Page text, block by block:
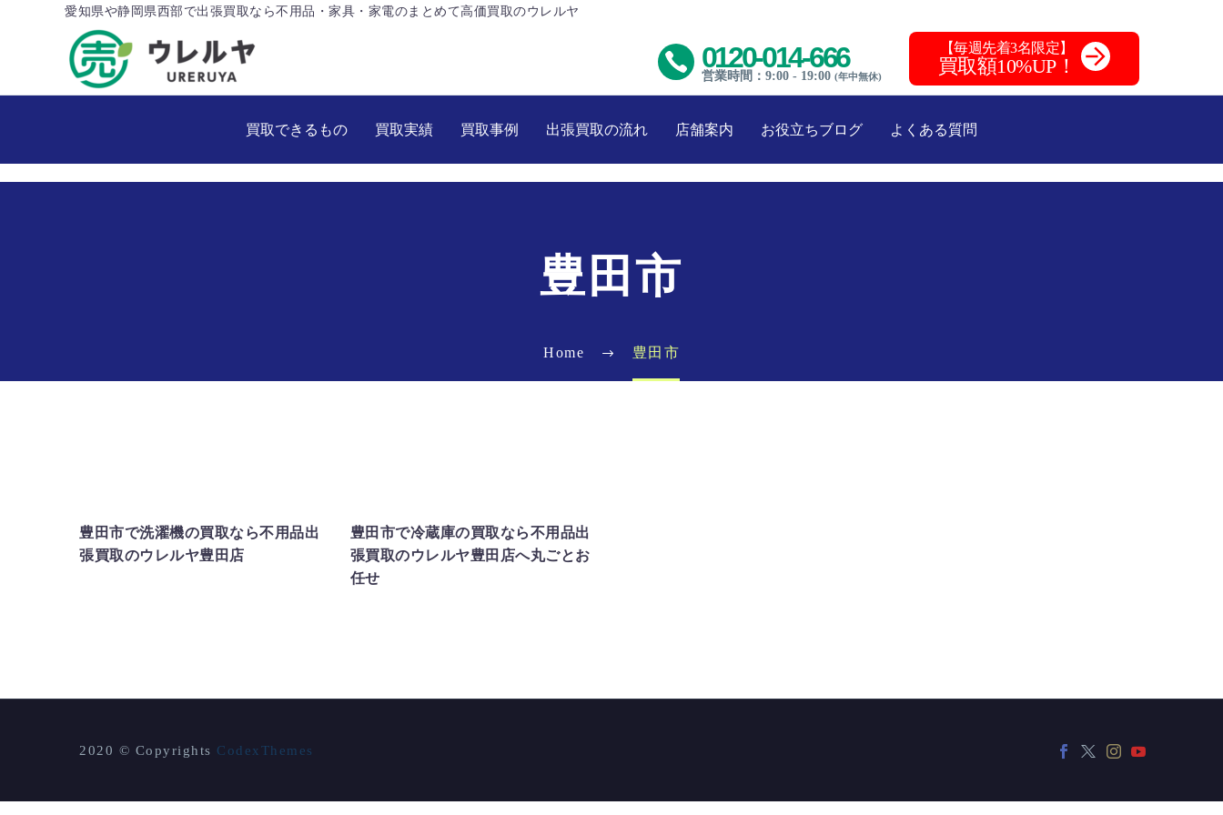
愛知県や静岡県西部で出張買取なら不用品・家具・家電のまとめて高価買取のウレルヤ
0120-014-666
営業時間：9:00 - 19:00 (年中無休)
【毎週先着3名限定】
買取額10%UP！
買取できるもの 買取実績 買取事例 出張買取の流れ 店舗案内 お役立ちブログ よくある質問
豊田市
Home 豊田市
豊田市で洗濯機の買取なら不用品出
張買取のウレルヤ豊田店
豊田市で冷蔵庫の買取なら不用品出
張買取のウレルヤ豊田店へ丸ごとお
任せ
2020 © Copyrights CodexThemes